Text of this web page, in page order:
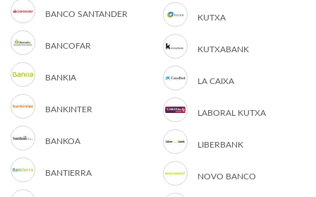
BANCO SANTANDER
BANCOFAR
BANKIA
BANKINTER
BANKOA
BANTIERRA
KUTXA
KUTXABANK
LA CAIXA
LABORAL KUTXA
LIBERBANK
NOVO BANCO